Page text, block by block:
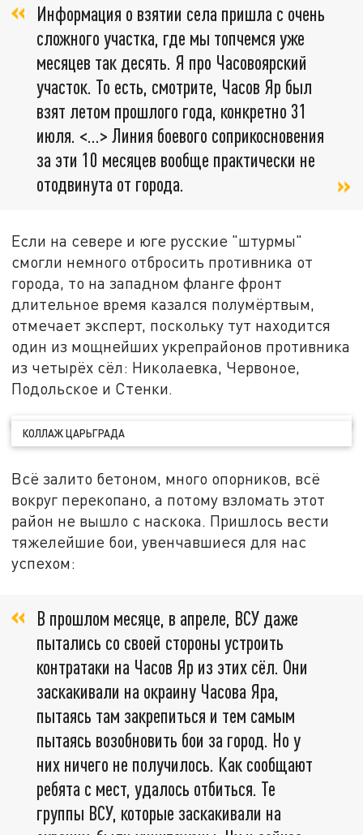
Информация о взятии села пришла с очень
сложного участка, где мы топчемся уже
месяцев так десять. Я про Часовоярский
участок. То есть, смотрите, Часов Яр был
взят летом прошлого года, конкретно 31
июля. <…> Линия боевого соприкосновения
за эти 10 месяцев вообще практически не
отодвинута от города.
Если на севере и юге русские "штурмы"
смогли немного отбросить противника от
города, то на западном фланге фронт
длительное время казался полумёртвым,
отмечает эксперт, поскольку тут находится
один из мощнейших укрепрайонов противника
из четырёх сёл: Николаевка, Червоное,
Подольское и Стенки.
КОЛЛАЖ ЦАРЬГРАДА
Всё залито бетоном, много опорников, всё
вокруг перекопано, а потому взломать этот
район не вышло с наскока. Пришлось вести
тяжелейшие бои, увенчавшиеся для нас
успехом:
В прошлом месяце, в апреле, ВСУ даже
пытались со своей стороны устроить
контратаки на Часов Яр из этих сёл. Они
заскакивали на окраину Часова Яра,
пытаясь там закрепиться и тем самым
пытаясь возобновить бои за город. Но у
них ничего не получилось. Как сообщают
ребята с мест, удалось отбиться. Те
группы ВСУ, которые заскакивали на